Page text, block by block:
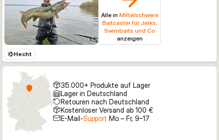
Alle in Mittelschwere
Baitcaster für Jerks,
Swimbaits und Co
anzeigen
Hecht
35.000+ Produkte auf Lager
Lager in Deutschland
Retouren nach Deutschland
Kostenloser Versand ab 100 €
E-Mail-Support Mo – Fr, 9–17